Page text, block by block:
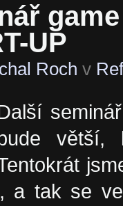
UP
Roch v
větší,
a tak se